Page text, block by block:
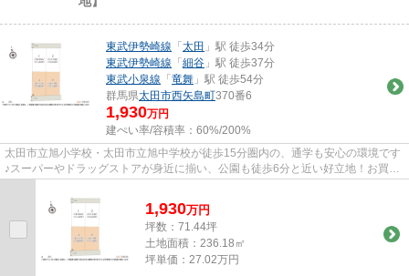
東武伊勢崎線 「太田 」駅 徒歩34分
東武伊勢崎線 「細谷 」駅 徒歩37分
東武小泉線 「竜舞 」駅 徒歩54分
群馬県太田市西矢島町370番6
1,930万円
建ぺい率/容積率： 60%/200%
太田市立旭小学校・太田市立旭中学校が徒歩15分圏内の、通学も安心の環境です
♪スーパーやドラッグストアが身近に揃い、公園も徒歩6分と近い好立地！お買い
物から子育て環境までバラン...
1,930万円
坪数：71.44坪
土地面積：236.18㎡
坪単価：27.02万円